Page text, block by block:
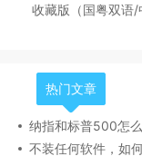
收藏版（国粤双语/
热门文章